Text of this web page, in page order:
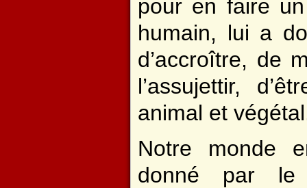
pour en faire
humain, lui a
d’accroître, de
l’assujettir,
animal et
Notre monde
donné par le